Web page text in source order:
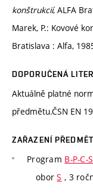
konštrukcií, ALFA
Marek, P.: Kovové
Bratislava : Alfa,
DOPORUČENÁ
Aktuálně platné
předmětu.ČSN EN
ZAŘAZENÍ
Program B-P-C-
oborS , 3